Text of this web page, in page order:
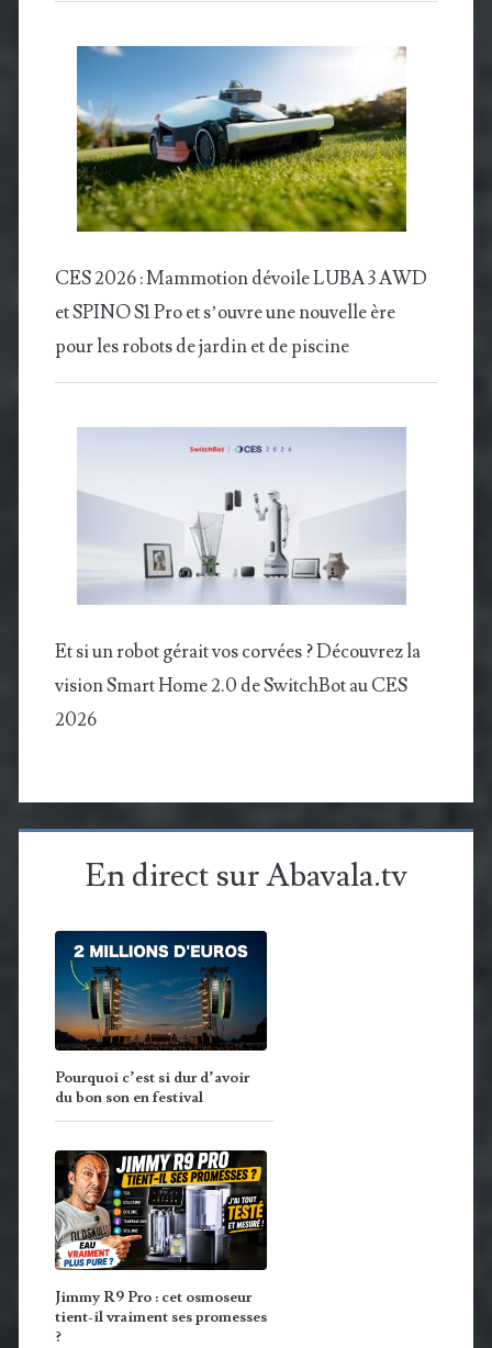
CES 2026 : Mammotion dévoile LUBA 3 AWD
et SPINO S1 Pro et s’ouvre une nouvelle ère
pour les robots de jardin et de piscine
Et si un robot gérait vos corvées ? Découvrez la
vision Smart Home 2.0 de SwitchBot au CES
2026
En direct sur Abavala.tv
Pourquoi c’est si dur d’avoir
du bon son en festival
Jimmy R9 Pro : cet osmoseur
tient-il vraiment ses promesses
?